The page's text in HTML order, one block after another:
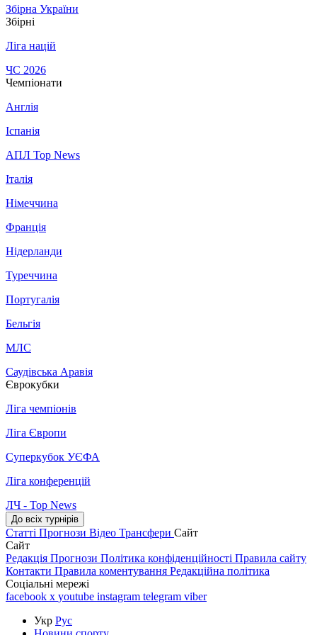
Збірна України
Збірні
Ліга націй
ЧС 2026
Чемпіонати
Англія
Іспанія
АПЛ Top News
Італія
Німеччина
Франція
Нідерланди
Туреччина
Португалія
Бельгія
МЛС
Саудівська Аравія
Єврокубки
Ліга чемпіонів
Ліга Європи
Суперкубок УЄФА
Ліга конференцій
ЛЧ - Top News
До всіх турнірів
Статті Прогнози Відео Трансфери Сайт
Сайт
Редакція Прогнози Політика конфіденційності Правила сайту
Контакти Правила коментування Редакційна політика
Соціальні мережі
facebook x youtube instagram telegram viber
Укр Рус